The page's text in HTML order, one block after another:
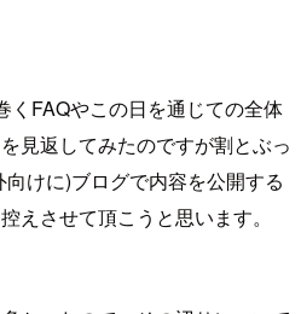
くFAQやこの日を通じての全体
見返してみたのですが割とぶっ
けに)ブログで内容を公開する
えさせて頂こうと思います。